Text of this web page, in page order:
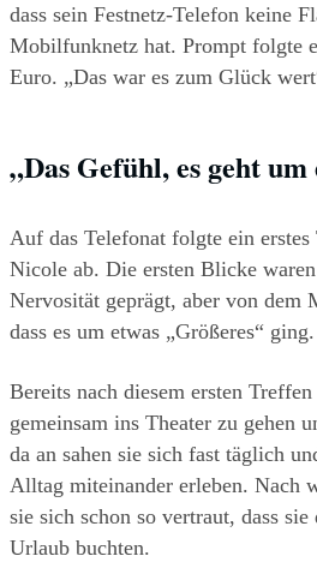
dass sein Festnetz-Telefon keine
Mobilfunknetz hat. Prompt folgte
Euro. „Das war es zum Glück
„Das Gefühl, es geht
Auf das Telefonat folgte ein
Nicole ab. Die ersten Blicke
Nervosität geprägt, aber von dem
dass es um etwas „Größeres“ ging.
Bereits nach diesem ersten
gemeinsam ins Theater zu gehen
da an sahen sie sich fast täglich
Alltag miteinander erleben. Nach
sie sich schon so vertraut, dass sie
Urlaub buchten.